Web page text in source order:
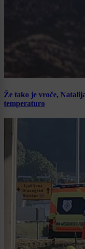
Že tako je vroče,
temperaturo